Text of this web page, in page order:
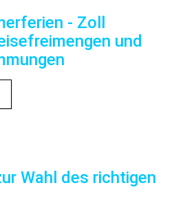
- Zoll
und
Wahl des richtigen